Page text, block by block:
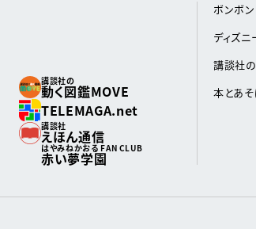
講談社の
動く図鑑MOVE
TELEMAGA.net
講談社
えほん通信
はやみねかおる FAN CLUB
赤い夢学園
ボンボ
ディズニ
講談社
本とあ